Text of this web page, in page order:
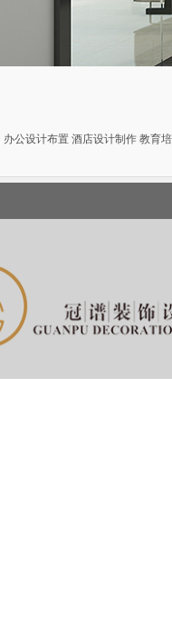
办公设计布置 酒店设计制作 教育